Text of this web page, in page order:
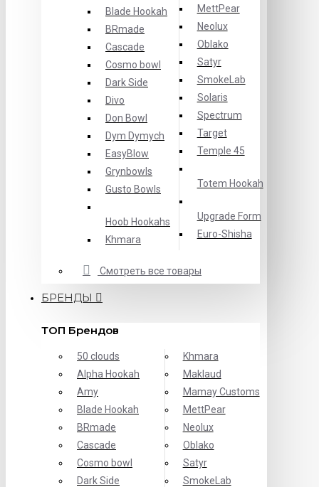
Blade Hookah
BRmade
Cascade
Cosmo bowl
Dark Side
Divo
Don Bowl
Dym Dymych
EasyBlow
Grynbowls
Gusto Bowls
Hoob Hookahs
Khmara
MettPear
Neolux
Oblako
Satyr
SmokeLab
Solaris
Spectrum
Target
Temple 45
Totem Hookah
Upgrade Form
Еuro-Shisha
Смотреть все товары
БРЕНДЫ
ТОП Брендов
50 clouds
Alpha Hookah
Amy
Blade Hookah
BRmade
Cascade
Cosmo bowl
Dark Side
Khmara
Maklaud
Mamay Customs
MettPear
Neolux
Oblako
Satyr
SmokeLab